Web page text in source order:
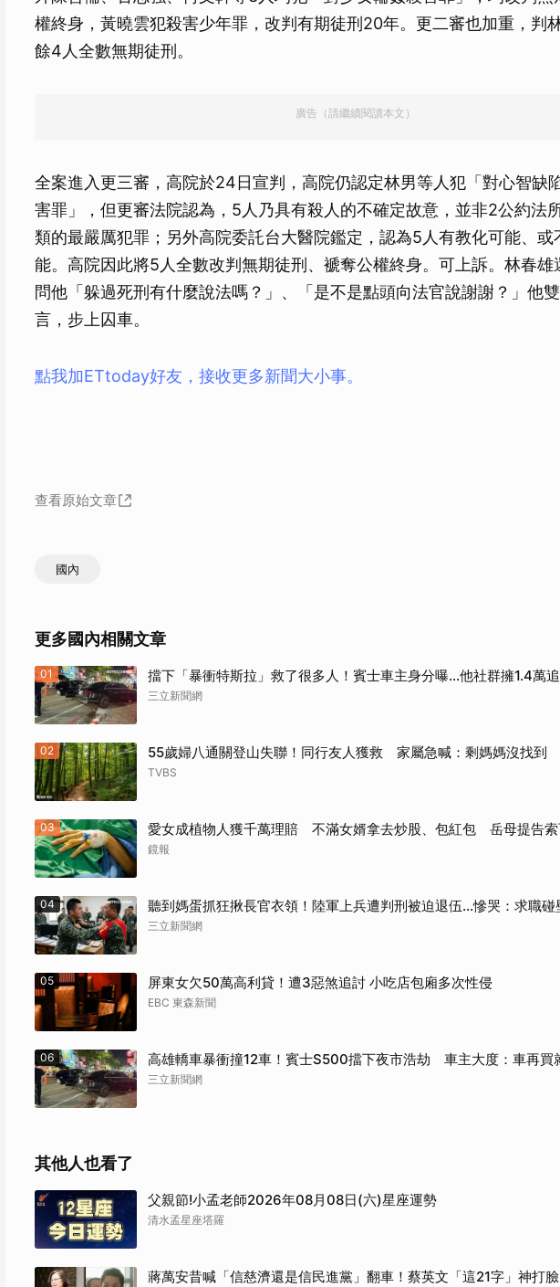
權終身，黃曉雲犯殺害少年罪，改判有期徒刑20年。更二審也加重，判
餘4人全數無期徒刑。
廣告（請繼續閱讀本文）
全案進入更三審，高院於24日宣判，高院仍認定林男等人犯「對心智缺
害罪」，但更審法院認為，5人乃具有殺人的不確定故意，並非2公約法
類的最嚴厲犯罪；另外高院委託台大醫院鑑定，認為5人有教化可能、或
能。高院因此將5人全數改判無期徒刑、褫奪公權終身。可上訴。林春雄
問他「躲過死刑有什麼說法嗎？」、「是不是點頭向法官說謝謝？」他
言，步上囚車。
點我加ETtoday好友，接收更多新聞大小事。
查看原始文章
國內
更多國內相關文章
01 擋下「暴衝特斯拉」救了很多人！賓士車主身分曝…他社群擁1.4萬
三立新聞網
02 55歲婦八通關登山失聯！同行友人獲救 家屬急喊：剩媽媽沒找到
TVBS
03 愛女成植物人獲千萬理賠 不滿女婿拿去炒股、包紅包 岳母提告索
鏡報
04 聽到媽蛋抓狂揪長官衣領！陸軍上兵遭判刑被迫退伍…慘哭：求職碰
三立新聞網
05 屏東女欠50萬高利貸！遭3惡煞追討 小吃店包廂多次性侵
EBC 東森新聞
06 高雄轎車暴衝撞12車！賓士S500擋下夜市浩劫 車主大度：車再買
三立新聞網
其他人也看了
父親節!小孟老師2026年08月08日(六)星座運勢
清水孟星座塔羅
蔣萬安昔喊「信慈濟還是信民進黨」翻車！蔡英文「這21字」神打臉